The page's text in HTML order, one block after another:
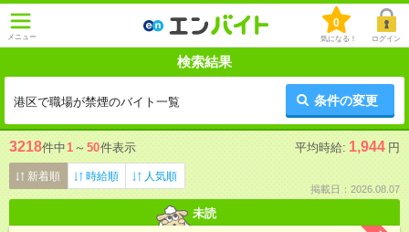
メニュー
0
気になる！ ログイン
検索結果
港区で職場が禁煙のバイト一覧 条件の変更
3218件中1 ～ 50件表示 平均時給: 1,944 円
新着順 時給順 人気順
掲載日：2026.08.07
未読